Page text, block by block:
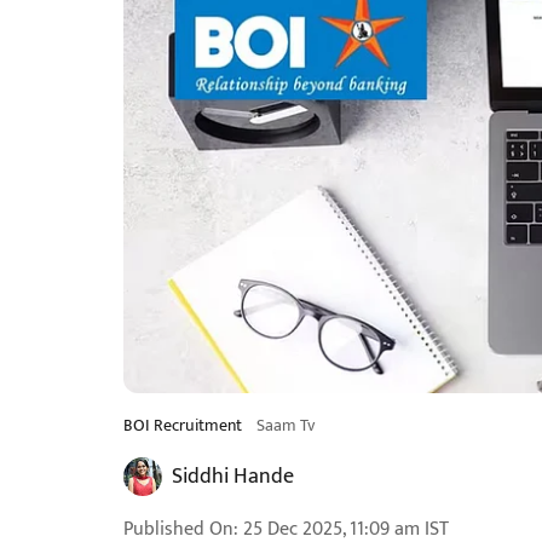
BOI Recruitment Saam Tv
Siddhi Hande
Published On: 25 Dec 2025, 11:09 am IST